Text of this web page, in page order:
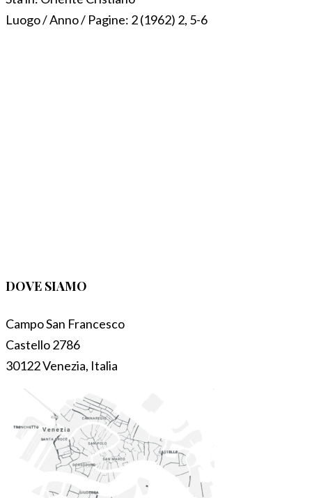
Luogo / Anno / Pagine: 2 (1962) 2, 5-6
DOVE SIAMO
Campo San Francesco
Castello 2786
30122 Venezia, Italia